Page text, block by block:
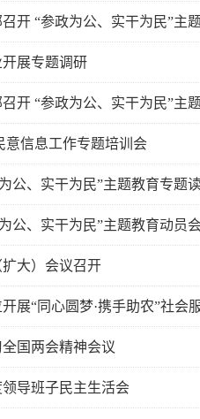
开 “参政为公、实干为民”主
展专题调研
开 “参政为公、实干为民”主
意信息工作专题培训会
公、实干为民”主题教育专题
公、实干为民”主题教育动员
大）会议召开
展“同心圆梦·携手助农”社会
国两会精神会议
导班子民主生活会